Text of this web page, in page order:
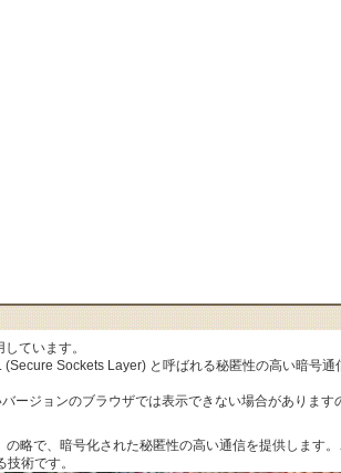
ています。
Sockets Layer) と呼ばれる秘匿性の高い暗号
ージョンのブラウザでは表示できない場合があります
略で、暗号化された秘匿性の高い通信を提供します
術です。